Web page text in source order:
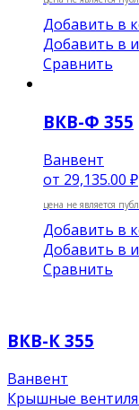
Добавить в
Добавить в
Сравнить
ВКВ-Ф 355
Ванвент
от 29,135.00 ₽
цена не является
Добавить в
Добавить в
Сравнить
ВКВ-К 355
Ванвент
Крышные